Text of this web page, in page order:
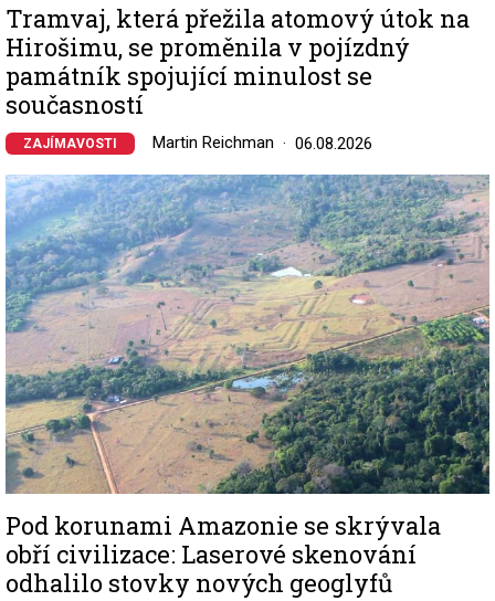
Tramvaj, která přežila atomový útok na
Hirošimu, se proměnila v pojízdný
památník spojující minulost se
současností
ZAJÍMAVOSTI Martin Reichman 06.08.2026
Image
Pod korunami Amazonie se skrývala
obří civilizace: Laserové skenování
odhalilo stovky nových geoglyfů